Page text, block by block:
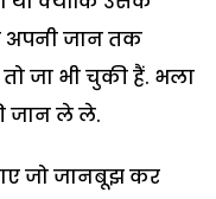
अपनी जान तक
जा भी चुकी हैं. भला
जान ले ले.
जो जानबूझ कर